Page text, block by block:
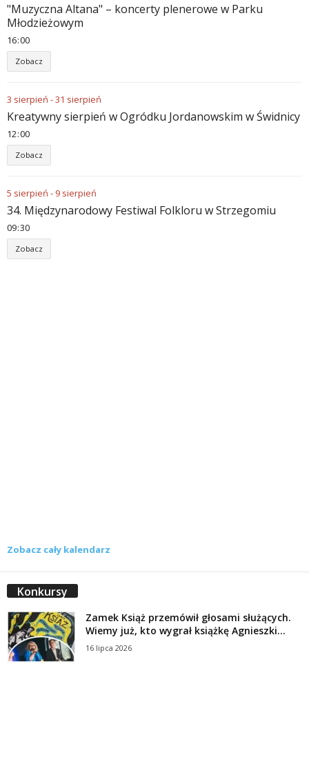
"Muzyczna Altana" – koncerty plenerowe w Parku
Młodzieżowym
16:00
Zobacz
3 sierpień -31 sierpień
Kreatywny sierpień w Ogródku Jordanowskim w Świdnicy
12:00
Zobacz
5 sierpień - 9 sierpień
34. Międzynarodowy Festiwal Folkloru w Strzegomiu
09:30
Zobacz
Zobacz cały kalendarz
Konkursy
Zamek Książ przemówił głosami służących.
Wiemy już, kto wygrał książkę Agnieszki...
16 lipca 2026